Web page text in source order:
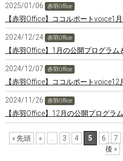
2025/01/06 赤羽Office
【赤羽Office】ココルポートvoice1
2024/12/24 赤羽Office
【赤羽Office】1月の公開プログラ
2024/12/07 赤羽Office
【赤羽Office】ココルポートvoice12
2024/11/26 赤羽Office
【赤羽Office】12月の公開プログラ
« 先頭 « 3 4 5 6 7
後 »